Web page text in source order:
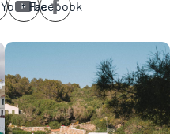
YoutubeFacebook